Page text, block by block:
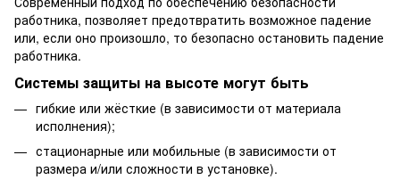
работника, позволяет предотвратить возможное падение
или, если оно произошло, то безопасно остановить падение
работника.
Системы защиты на высоте могут быть
гибкие или жёсткие (в зависимости от материала
исполнения);
стационарные или мобильные (в зависимости от
размера и/или сложности в установке).